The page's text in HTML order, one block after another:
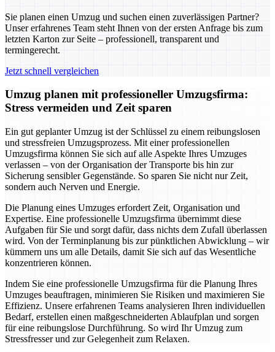
Sie planen einen Umzug und suchen einen zuverlässigen Partner?
Unser erfahrenes Team steht Ihnen von der ersten Anfrage bis zum
letzten Karton zur Seite – professionell, transparent und
termingerecht.
Jetzt schnell vergleichen
Umzug planen mit professioneller Umzugsfirma:
Stress vermeiden und Zeit sparen
Ein gut geplanter Umzug ist der Schlüssel zu einem reibungslosen
und stressfreien Umzugsprozess. Mit einer professionellen
Umzugsfirma können Sie sich auf alle Aspekte Ihres Umzuges
verlassen – von der Organisation der Transporte bis hin zur
Sicherung sensibler Gegenstände. So sparen Sie nicht nur Zeit,
sondern auch Nerven und Energie.
Die Planung eines Umzuges erfordert Zeit, Organisation und
Expertise. Eine professionelle Umzugsfirma übernimmt diese
Aufgaben für Sie und sorgt dafür, dass nichts dem Zufall überlassen
wird. Von der Terminplanung bis zur pünktlichen Abwicklung – wir
kümmern uns um alle Details, damit Sie sich auf das Wesentliche
konzentrieren können.
Indem Sie eine professionelle Umzugsfirma für die Planung Ihres
Umzuges beauftragen, minimieren Sie Risiken und maximieren Sie
Effizienz. Unsere erfahrenen Teams analysieren Ihren individuellen
Bedarf, erstellen einen maßgeschneiderten Ablaufplan und sorgen
für eine reibungslose Durchführung. So wird Ihr Umzug zum
Stressfresser und zur Gelegenheit zum Relaxen.